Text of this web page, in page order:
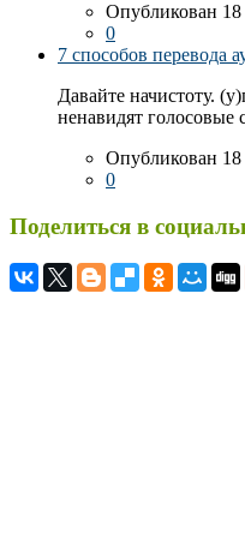
Опубликован 18
0
7 способов перевода
Давайте начистоту.
ненавидят голосовые
Опубликован 18
0
Поделиться в